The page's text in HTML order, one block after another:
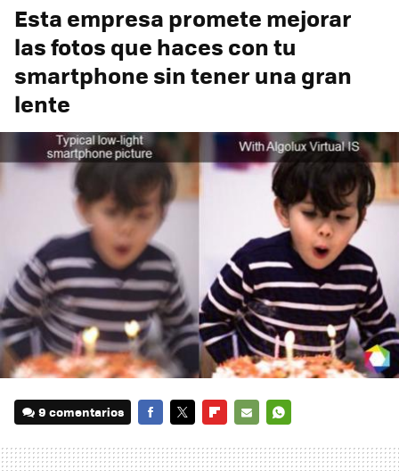
Esta empresa promete mejorar
las fotos que haces con tu
smartphone sin tener una gran
lente
9 comentarios
MAIL